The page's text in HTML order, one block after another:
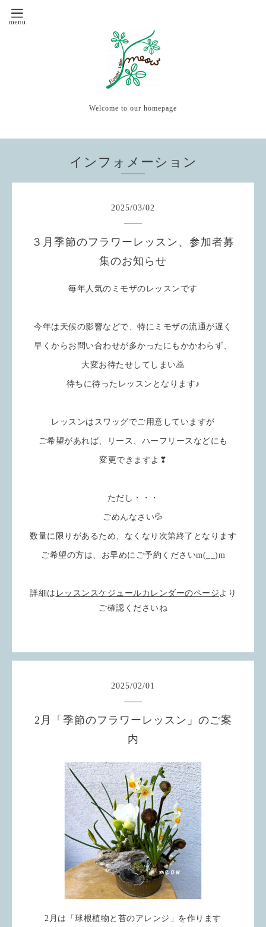
Welcome to our homepage
インフォメーション
2025/03/02
３月季節のフラワーレッスン、参加者募
集のお知らせ
毎年人気のミモザのレッスンです
今年は天候の影響などで、特にミモザの流通が遅く
早くからお問い合わせが多かったにもかかわらず、
大変お待たせしてしまい🙇
待ちに待ったレッスンとなります♪
レッスンはスワッグでご用意していますが
ご希望があれば、リース、ハーフリースなどにも
変更できますよ❣
ただし・・・
ごめんなさい💦
数量に限りがあるため、なくなり次第終了となります
ご希望の方は、お早めにご予約くださいm(__)m
詳細は レッスンスケジュールカレンダーのページより
ご確認くださいね
2025/02/01
2月「季節のフラワーレッスン」のご案
内
2月は「球根植物と苔のアレンジ」を作ります